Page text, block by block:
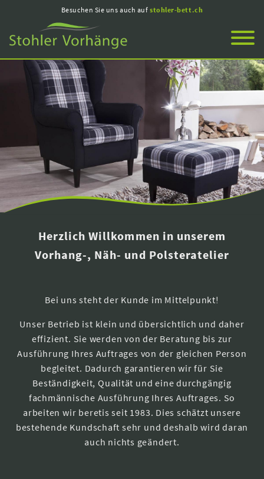
Besuchen Sie uns auch auf stohler-bett.ch
Herzlich Willkommen in unserem
Vorhang-, Näh- und Polsteratelier
Bei uns steht der Kunde im Mittelpunkt!
Unser Betrieb ist klein und übersichtlich und daher
effizient. Sie werden von der Beratung bis zur
Ausführung Ihres Auftrages von der gleichen Person
begleitet. Dadurch garantieren wir für Sie
Beständigkeit, Qualität und eine durchgängig
fachmännische Ausführung Ihres Auftrages. So
arbeiten wir beretis seit 1983. Dies schätzt unsere
bestehende Kundschaft sehr und deshalb wird daran
auch nichts geändert.